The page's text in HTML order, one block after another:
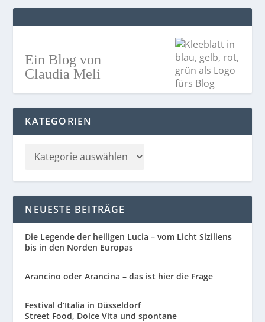
Ein Blog von
Claudia Meli
KATEGORIEN
NEUESTE BEITRÄGE
Die Legende der heiligen Lucia – vom Licht Siziliens
bis in den Norden Europas
Arancino oder Arancina – das ist hier die Frage
Festival d’Italia in Düsseldorf
Street Food, Dolce Vita und spontane